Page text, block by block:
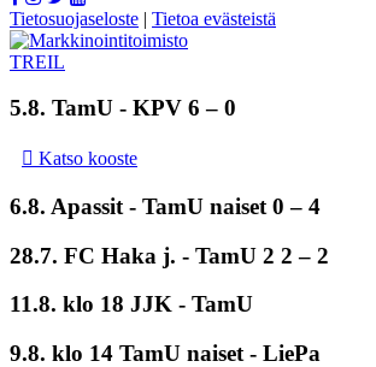
Tietosuojaseloste | Tietoa evästeistä
5.8. TamU - KPV 6 – 0
Katso kooste
6.8. Apassit - TamU naiset 0 – 4
28.7. FC Haka j. - TamU 2 2 – 2
11.8. klo 18 JJK - TamU
9.8. klo 14 TamU naiset - LiePa